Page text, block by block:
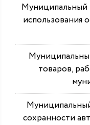
Муниципальный
использования
товаров,
сохранности